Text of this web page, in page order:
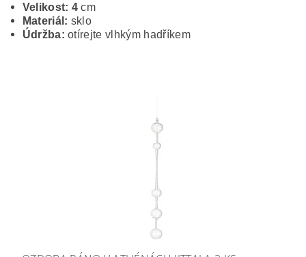
Velikost: 4 cm
Materiál: sklo
Údržba:otírejte vlhkým hadříkem